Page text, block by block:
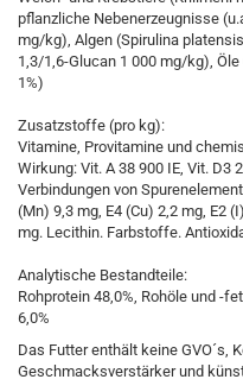
pflanzliche Nebenerzeugnisse
mg/kg), Algen (Spirulina
1,3/1,6-Glucan 1 000 mg/kg),
1%)
Zusatzstoffe (pro kg):
Vitamine, Provitamine und
Wirkung: Vit. A 38 900 IE, Vit. D3
Verbindungen von
(Mn) 9,3 mg, E4 (Cu) 2,2 mg, E2
mg. Lecithin. Farbstoffe.
Analytische Bestandteile:
Rohprotein 48,0%, Rohöle und -
6,0%
Das Futter enthält keine GVO´s,
Geschmacksverstärker und